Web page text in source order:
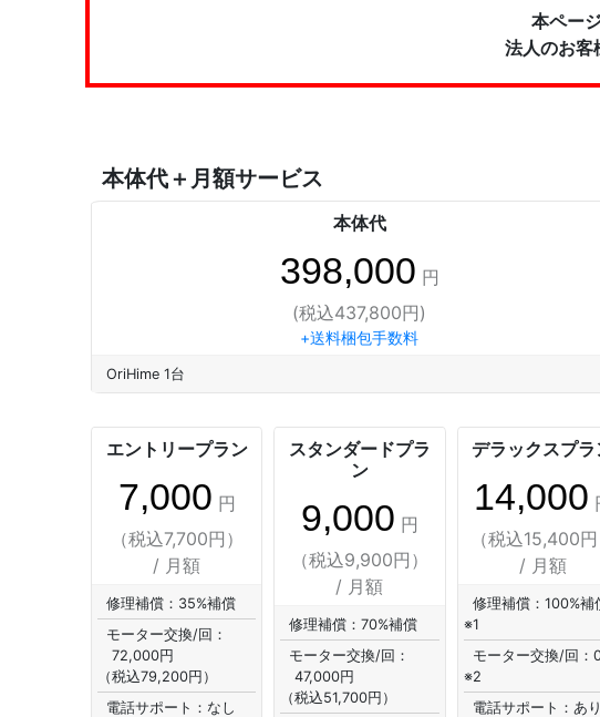
本ペー
法人のお客
本体代＋月額サービス
本体代
398,000 円
(税込437,800円)
+送料梱包手数料
OriHime 1台
エントリープラン
7,000 円
（税込7,700円）
/ 月額
修理補償：35%補償
モーター交換/回：
72,000円
（税込79,200円）
電話サポート：なし
スタンダードプラ
ン
9,000 円
（税込9,900円）
/ 月額
修理補償：70%補償
モーター交換/回：
47,000円
（税込51,700円）
デラックスプラ
14,000
（税込15,400円
/ 月額
修理補償：100%補
※1
モーター交換/回：
※2
電話サポート：あり